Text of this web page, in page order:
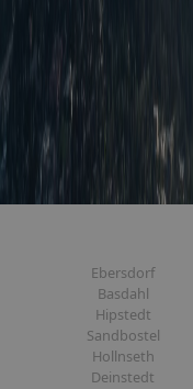
Ebersdorf
Basdahl
Hipstedt
Sandbostel
Hollnseth
Deinstedt